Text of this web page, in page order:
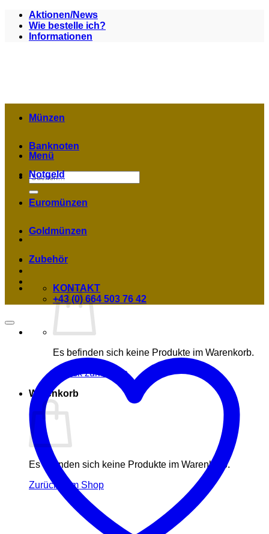
Zum
Inhalt
springen
Aktionen/News
Wie bestelle ich?
Informationen
Menü
Suchen
nach:
Es befinden sich keine Produkte im Warenkorb.
Zurück zum Shop
Warenkorb
Es befinden sich keine Produkte im Warenkorb.
Zurück zum Shop
Münzen
Banknoten
Notgeld
Euromünzen
Goldmünzen
Zubehör
KONTAKT
+43 (0) 664 503 76 42